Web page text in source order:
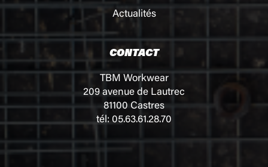
Actualités
CONTACT
TBM Workwear
209 avenue de Lautrec
81100 Castres
tél: 05.63.61.28.70